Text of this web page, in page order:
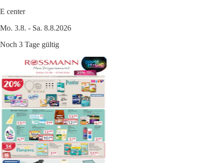
E center
Mo. 3.8. - Sa. 8.8.2026
Noch 3 Tage gültig